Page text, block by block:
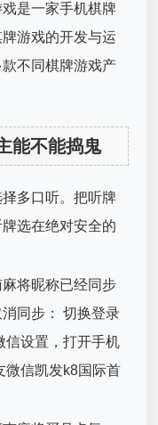
是一家手机棋牌
游戏的开发与运
不同棋牌游戏产
能不能捣鬼
多口听。把听牌
选在绝对安全的
将昵称已经同步
同步： 切换登录
信设置，打开手机
微信凯发k8国际首